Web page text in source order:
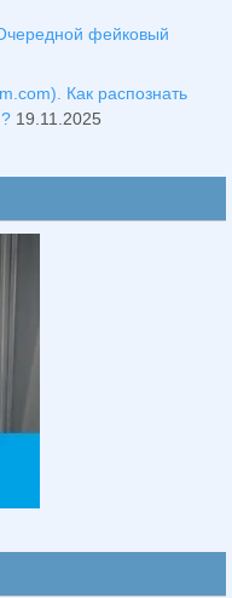
фейковый
Как распознать
19.11.2025